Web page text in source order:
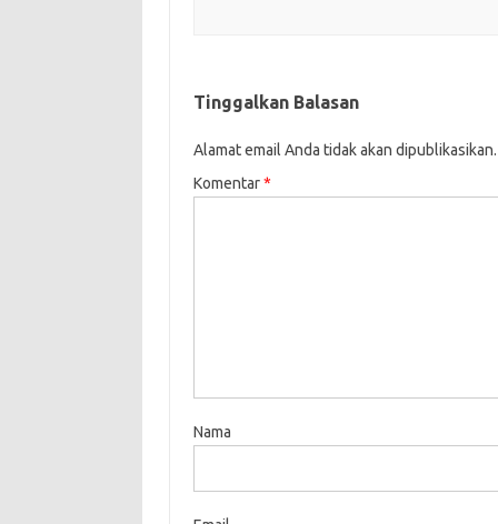
Tinggalkan Balasan
Alamat email Anda tidak akan dipublikasikan.
Komentar*
Nama